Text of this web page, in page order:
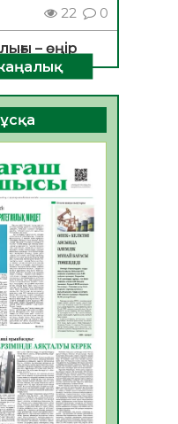
22 0
– өңір
негізгі
32 0
–
31
–
33
34
туралы